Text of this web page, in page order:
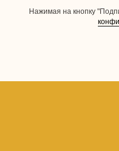
Нажимая на кнопку